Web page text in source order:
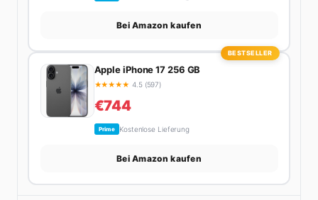
Bei Amazon kaufen
BESTSELLER
Apple iPhone 17 256 GB
★★★★★ 4.5 (597)
€744
Prime Kostenlose Lieferung
Bei Amazon kaufen